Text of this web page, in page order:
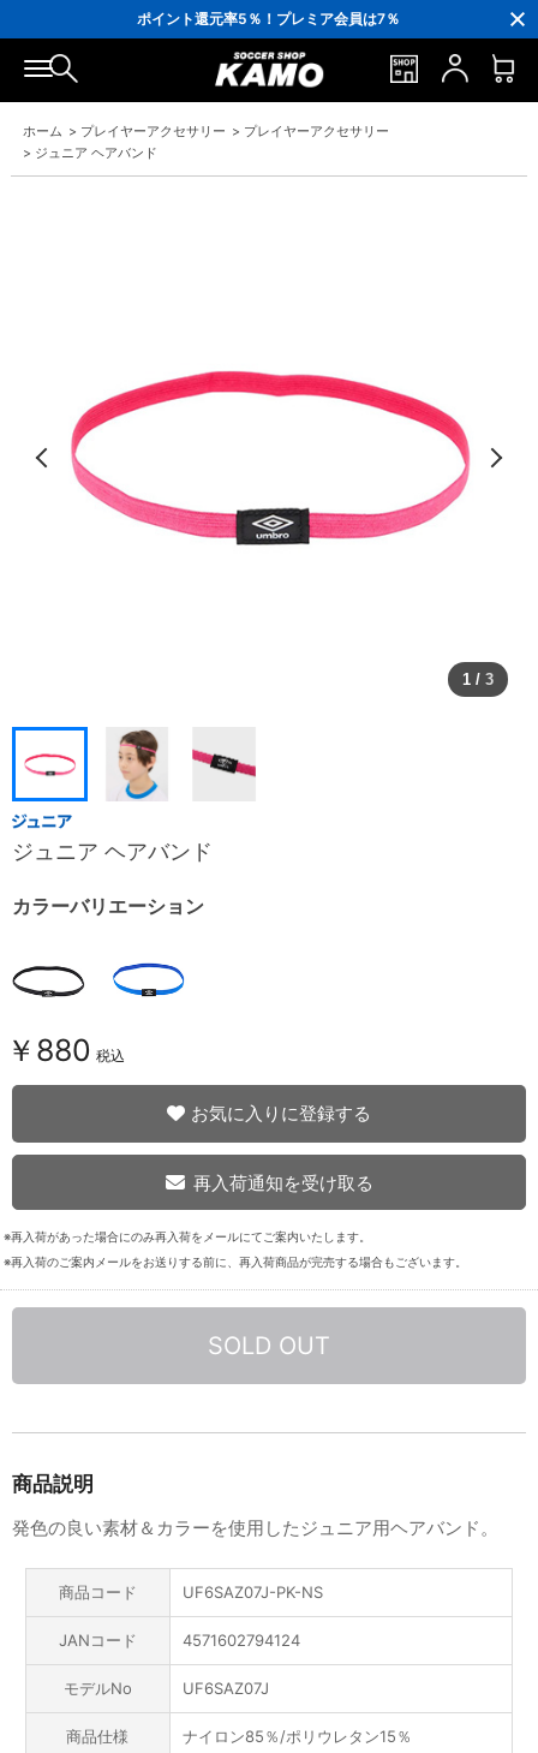
ポイント還元率5％！プレミア会員は7％
会員の方にはお誕生月に「10％OFFクーポン」プレゼント！
16,000円(税込)以上でシューズケースプレゼント！
3,300円(税込)以上で送料無料！
ホーム > プレイヤーアクセサリー > プレイヤーアクセサリー
> ジュニア ヘアバンド
1 / 3
ジュニア ヘアバンド
カラーバリエーション
￥880 税込
お気に入りに登録する
再入荷通知を受け取る
※再入荷があった場合にのみ再入荷をメールにてご案内いたします。
※再入荷のご案内メールをお送りする前に、再入荷商品が完売する場合もございます。
SOLD OUT
商品説明
発色の良い素材＆カラーを使用したジュニア用ヘアバンド。
商品コード UF6SAZ07J-PK-NS
JANコード 4571602794124
モデルNo UF6SAZ07J
商品仕様 ナイロン85％/ポリウレタン15％